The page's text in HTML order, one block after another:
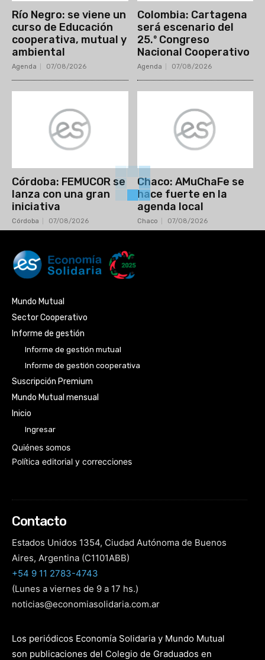
Río Negro: se viene un
curso de Educación
cooperativa, mutual y
ambiental
Agenda 07/08/2026
Colombia: Cartagena
será escenario del
25.º Congreso
Nacional Cooperativo
Agenda 07/08/2026
Córdoba: FEMUCOR se
lanza con una gran
iniciativa
Córdoba 07/08/2026
Chaco: AMuChaFe se
hace fuerte en la
agenda local
Chaco 07/08/2026
Mundo Mutual
Sector Cooperativo
Informe de gestión
Informe de gestión mutual
Informe de gestión cooperativa
Suscripción Premium
Mundo Mutual mensual
Inicio
Ingresar
Quiénes somos
Política editorial y correcciones
Contacto
Estados Unidos 1354, Ciudad Autónoma de Buenos
Aires, Argentina (C1101ABB)
+54 9 11 2783-4743
(Lunes a viernes de 9 a 17 hs.)
noticias@economiasolidaria.com.ar
Los periódicos Economía Solidaria y Mundo Mutual
son publicaciones del Colegio de Graduados en